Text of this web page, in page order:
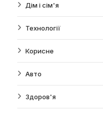
Дім і сім'я
Технології
Корисне
Авто
Здоров'я